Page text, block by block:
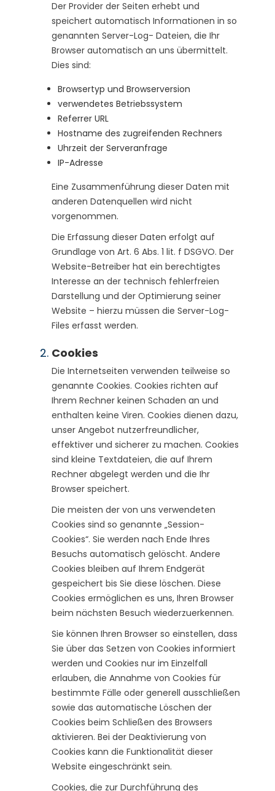
Der Provider der Seiten erhebt und
speichert automatisch Informationen in so
genannten Server-Log- Dateien, die Ihr
Browser automatisch an uns übermittelt.
Dies sind:
Browsertyp und Browserversion
verwendetes Betriebssystem
Referrer URL
Hostname des zugreifenden Rechners
Uhrzeit der Serveranfrage
IP-Adresse
Eine Zusammenführung dieser Daten mit
anderen Datenquellen wird nicht
vorgenommen.
Die Erfassung dieser Daten erfolgt auf
Grundlage von Art. 6 Abs. 1 lit. f DSGVO. Der
Website-Betreiber hat ein berechtigtes
Interesse an der technisch fehlerfreien
Darstellung und der Optimierung seiner
Website – hierzu müssen die Server-Log-
Files erfasst werden.
Cookies
Die Internetseiten verwenden teilweise so
genannte Cookies. Cookies richten auf
Ihrem Rechner keinen Schaden an und
enthalten keine Viren. Cookies dienen dazu,
unser Angebot nutzerfreundlicher,
effektiver und sicherer zu machen. Cookies
sind kleine Textdateien, die auf Ihrem
Rechner abgelegt werden und die Ihr
Browser speichert.
Die meisten der von uns verwendeten
Cookies sind so genannte „Session-
Cookies“. Sie werden nach Ende Ihres
Besuchs automatisch gelöscht. Andere
Cookies bleiben auf Ihrem Endgerät
gespeichert bis Sie diese löschen. Diese
Cookies ermöglichen es uns, Ihren Browser
beim nächsten Besuch wiederzuerkennen.
Sie können Ihren Browser so einstellen, dass
Sie über das Setzen von Cookies informiert
werden und Cookies nur im Einzelfall
erlauben, die Annahme von Cookies für
bestimmte Fälle oder generell ausschließen
sowie das automatische Löschen der
Cookies beim Schließen des Browsers
aktivieren. Bei der Deaktivierung von
Cookies kann die Funktionalität dieser
Website eingeschränkt sein.
Cookies, die zur Durchführung des